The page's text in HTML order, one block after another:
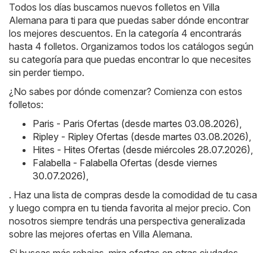
Todos los días buscamos nuevos folletos en Villa
Alemana para ti para que puedas saber dónde encontrar
los mejores descuentos. En la categoría 4 encontrarás
hasta 4 folletos. Organizamos todos los catálogos según
su categoría para que puedas encontrar lo que necesites
sin perder tiempo.
¿No sabes por dónde comenzar? Comienza con estos
folletos:
Paris - Paris Ofertas (desde martes 03.08.2026)
Ripley - Ripley Ofertas (desde martes 03.08.2026)
Hites - Hites Ofertas (desde miércoles 28.07.2026)
Falabella - Falabella Ofertas (desde viernes
30.07.2026)
. Haz una lista de compras desde la comodidad de tu casa
y luego compra en tu tienda favorita al mejor precio. Con
nosotros siempre tendrás una perspectiva generalizada
sobre las mejores ofertas en Villa Alemana.